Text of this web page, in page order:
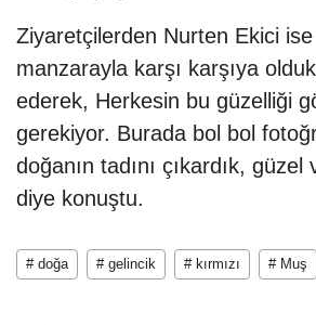
Ziyaretçilerden Nurten Ekici
manzarayla karşı karşıya
ederek, Herkesin bu güzelliği
gerekiyor. Burada bol bol
doğanın tadını çıkardık,
diye konuştu.
# doğa # gelincik # kırmızı # Muş